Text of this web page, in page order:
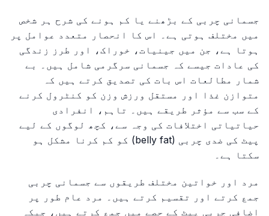
جسمانی چربی کے بڑھنے یا کم ہونے کی شرح ہر شخص
میں مختلف ہوتی ہے۔ اس کا انحصار متعدد عوامل پر
ہوتا ہے، جن میں جینیات، خوراک، اور طرز زندگی
کی عادات جیسے کہ جسمانی سرگرمی شامل ہیں۔ بے
شمار مطالعات اس بات کی تصدیق کرتے ہیں کہ
متوازن غذا اور مستقل ورزش وزن کو کنٹرول کرنے
کے سب سے مؤثر طریقے ہیں۔ تاہم، انفرادی
حیاتیاتی اختلافات کی وجہ سے، کچھ لوگوں کے لیے
پیٹ کی ضدی چربی (belly fat) کو کم کرنا مشکل ہو
سکتا ہے۔
مرد اور خواتین مختلف طریقوں سے جسمانی چربی
جمع کرتے اور تقسیم کرتے ہیں۔ مرد عام طور پر
اضافی چربی پیٹ کے حصے میں جمع کرتے ہیں، جبکہ